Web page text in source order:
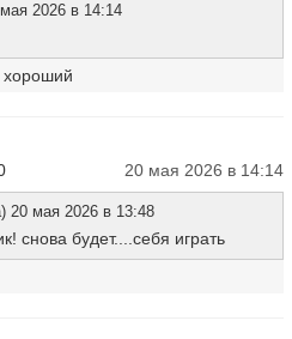
2026 в 14:14
хороший
20 мая 2026 в 14:14
20 мая 2026 в 13:48
снова будет....себя играть